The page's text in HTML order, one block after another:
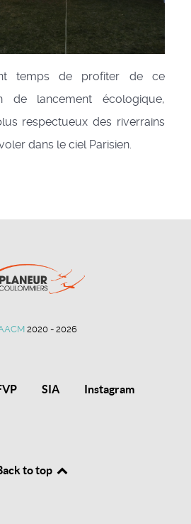
temps de profiter de ce
de lancement écologique,
respectueux des riverrains
dans le ciel Parisien.
2020 - 2026
SIA Instagram
to top